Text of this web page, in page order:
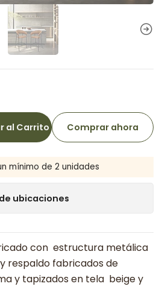
al Carrito Comprar ahora
mínimo de 2 unidades
ubicaciones
con estructura metálica
respaldo fabricados de
y tapizados en tela beige y